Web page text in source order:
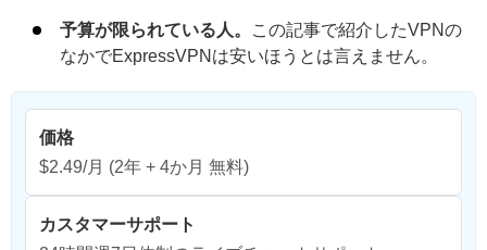
予算が限られている人。
この記事で紹介したVPNの
なかでExpressVPNは安いほうとは言えません。
価格
$2.49/月 (2年 + 4か月 無料)
カスタマーサポート